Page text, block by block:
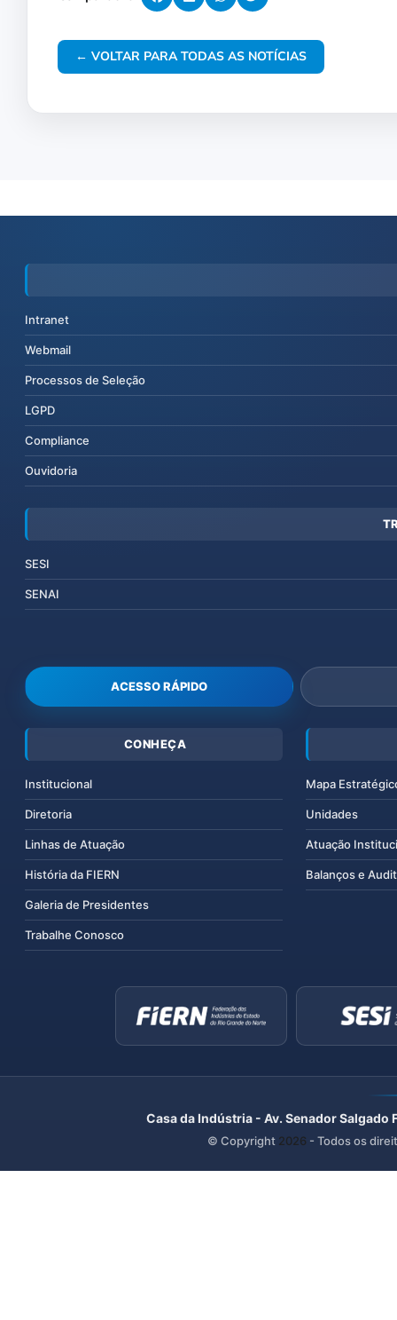
← VOLTAR PARA TODAS AS NOTÍCIAS
Intranet
Webmail
Processos de Seleção
LGPD
Compliance
Ouvidoria
SESI
SENAI
ACESSO RÁPIDO
CONHEÇA
Institucional
Diretoria
Linhas de Atuação
História da FIERN
Galeria de Presidentes
Trabalhe Conosco
Mapa
Unidades
Atuação
Balanços e
Casa da Indústria - Av. Senador
© Copyright 2026 - Todos os